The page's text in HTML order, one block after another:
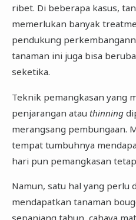
ribet. Di beberapa kasus,
memerlukan banyak
pendukung
tanaman ini juga bisa
seketika.
Teknik pemangkasan yang
penjarangan atau thinning
merangsang pembungaan.
tempat tumbuhnya
hari pun pemangkasan
Namun, satu hal yang perlu
mendapatkan tanaman
sepanjang tahun, cahaya